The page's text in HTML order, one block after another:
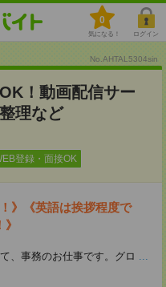
0
気になる！ ログイン
No.AHTAL5304sin
！動画配信サー
理など
登録・面接OK
》《英語は挨拶程度で
、事務のお仕事です。グロ ...